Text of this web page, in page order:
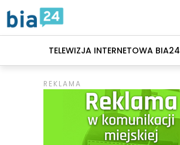
TELEWIZJA INTERNETOWA BIA24